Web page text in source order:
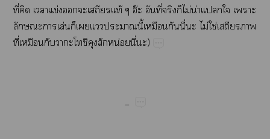
ี่​​​ข่​​​​ท้​อ๊​​ี่​​​ไม่​น่​​​​
​​ล่​​​​​ี้​​​ี่​​ไม่​ใช่​​​
ี่​​​​​​​​น่​ี่​)
_